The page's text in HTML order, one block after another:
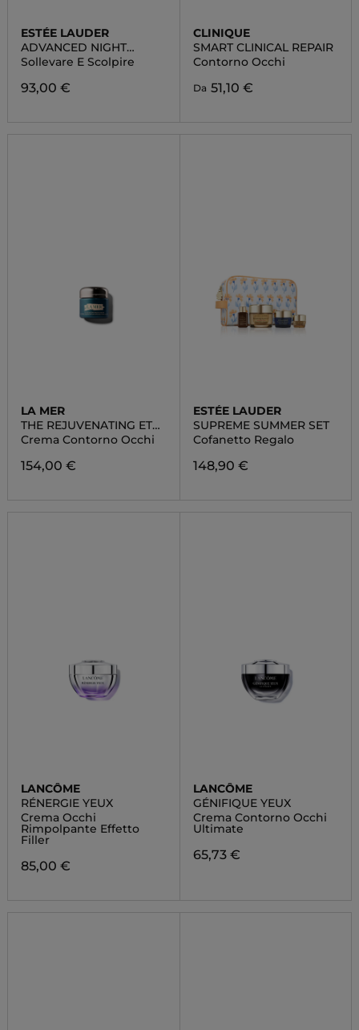
ESTÉE LAUDER
ADVANCED NIGHT
REPAIR EYE LIFT+SCUPLT
Sollevare E Scolpire
93,00 €
CLINIQUE
SMART CLINICAL REPAIR
Contorno Occhi
Da 51,10 €
LA MER
THE REJUVENATING ETE
CREAM
Crema Contorno Occhi
154,00 €
ESTÉE LAUDER
SUPREME SUMMER SET
Cofanetto Regalo
148,90 €
LANCÔME
RÉNERGIE YEUX
Crema Occhi
Rimpolpante Effetto
Filler
85,00 €
LANCÔME
GÉNIFIQUE YEUX
Crema Contorno Occhi
Ultimate
65,73 €